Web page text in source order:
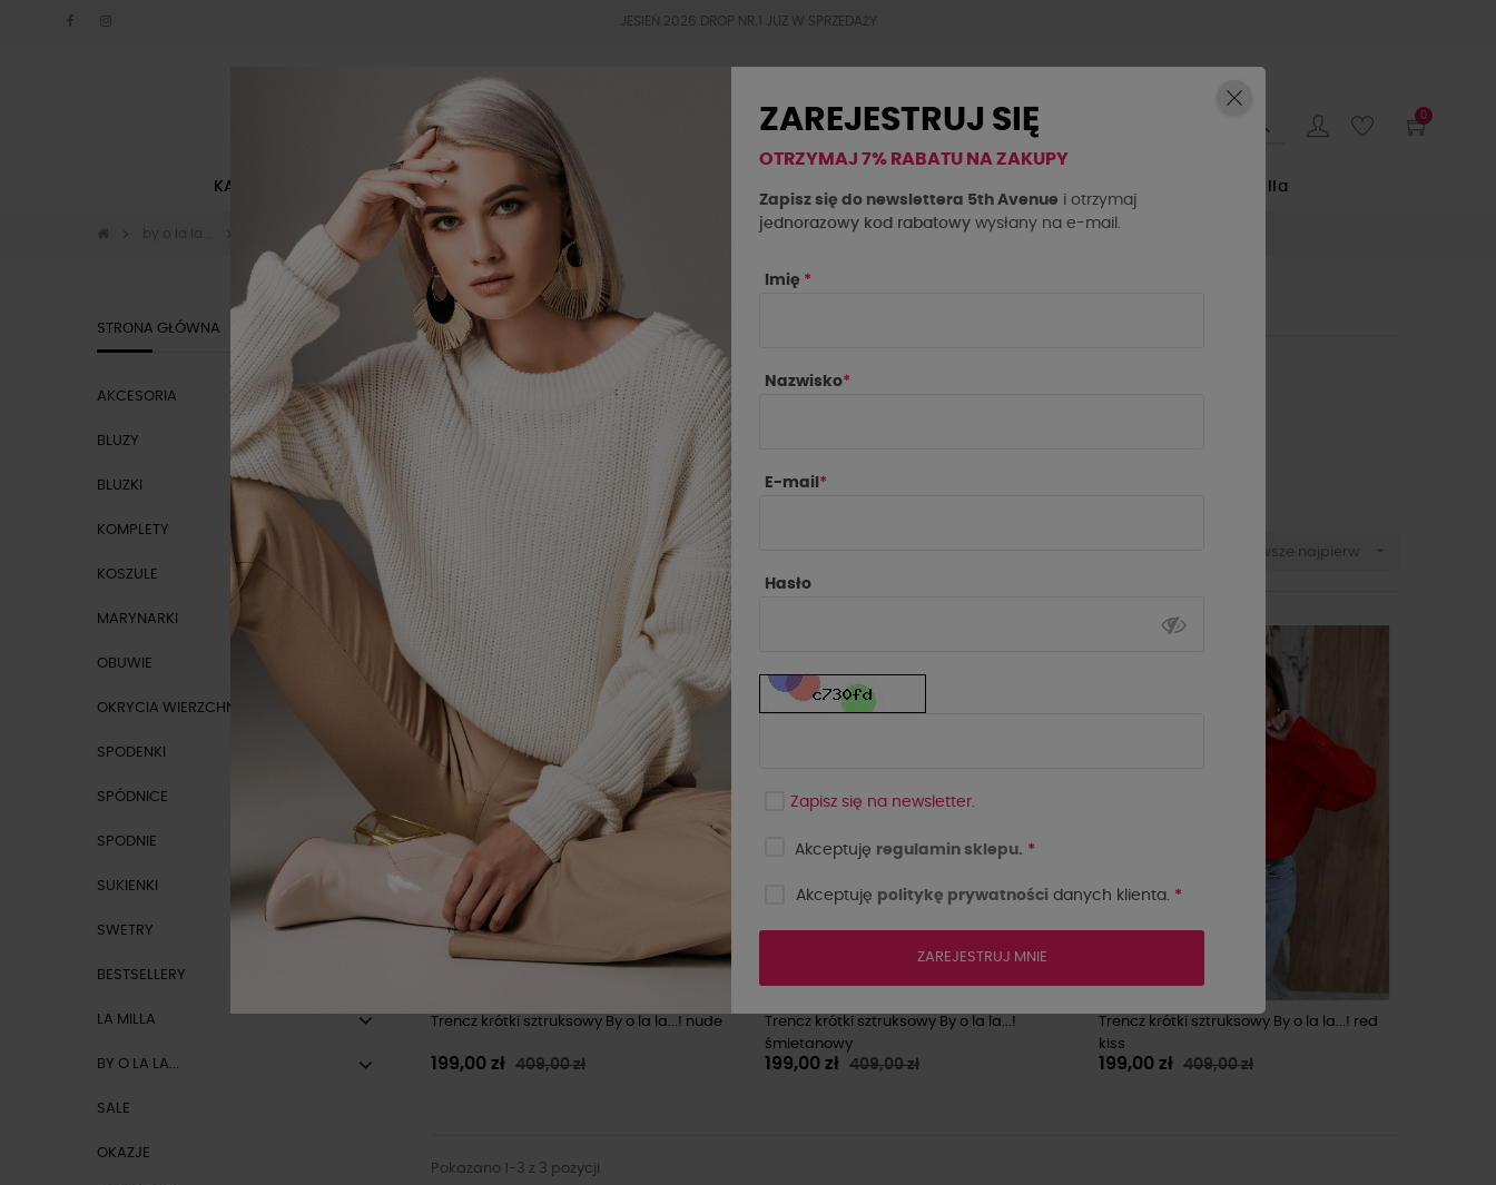
JESIEŃ 2026 DROP NR.1 JUZ W SPRZEDAŻY
KATEGORIE NOWOŚCI BESTSELLERY La Milla
0
Okrycia wierzchnie by o la la Kurtki by o la la
STRONA GŁÓWNA
AKCESORIA
BLUZY
BLUZKI
KOMPLETY
KOSZULE
MARYNARKI
OBUWIE
OKRYCIA WIERZCHNIE
SPODENKI
SPÓDNICE
SPODNIE
SUKIENKI
SWETRY
BESTSELLERY
LA MILLA
BY O LA LA...
SALE
OKAZJE
KURTKI BY O LA LA
CENA PRODUCENCI
Najnowsze najpierw 
-210 zł
Wyprzedaż
Trencz krótki sztruksowy By o la la...! nude
199,00 zł 409,00 zł
Wyprzedaż
Trencz krótki sztruksowy By o la la...!
śmietanowy
199,00 zł 409,00 zł
Trencz krótki sztruksowy By o la la...! red
kiss
199,00 zł 409,00 zł
Pokazano 1-3 z 3 pozycji
ZAREJESTRUJ SIĘ
OTRZYMAJ 7% RABATU NA ZAKUPY
Zapisz się do newslettera 5th Avenue i otrzymaj
jednorazowy kod rabatowy wysłany na e-mail.
Imię *
Nazwisko*
E-mail *
Hasło
Zapisz się na newsletter.
Akceptuję regulamin sklepu. *
Akceptuję politykę prywatności danych klienta. *
ZAREJESTRUJ MNIE